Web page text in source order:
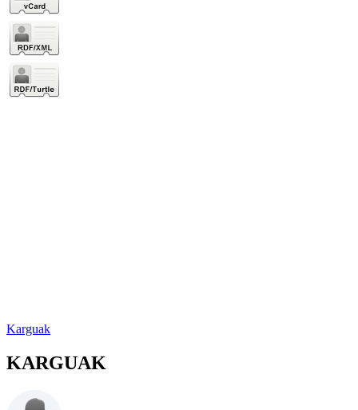
Karguak
KARGUAK